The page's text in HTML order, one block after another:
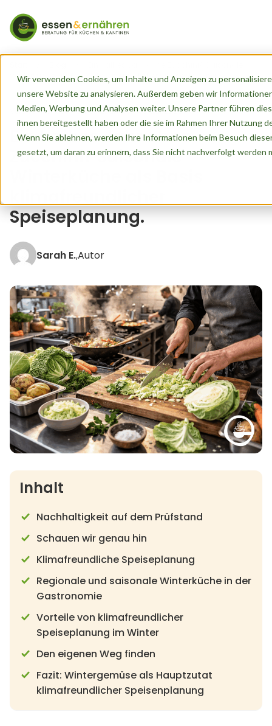
Wir verwenden Cookies, um Inhalte und Anzeigen zu
unsere Website zu analysieren. Außerdem geben wir
Medien, Werbung und Analysen weiter. Unsere Partner führen
ihnen bereitgestellt haben oder die sie im Rahmen Ihrer Nutzung
Wenn Sie ablehnen, werden Ihre Informationen beim Besuch
gesetzt, um daran zu erinnern, dass Sie nicht nachverfolgt werden
Winterküche als Basis klimafreundlicher Speiseplanung.
Veröffentlicht vonSarah E.am19. Februar 2026
Ein halbes Jahr ohne
Zucchini? Saisonale
Speiseplanung.
Sarah E.,Autor
Inhalt
Nachhaltigkeit auf dem Prüfstand
Schauen wir genau hin
Klimafreundliche Speiseplanung
Regionale und saisonale Winterküche in der
Gastronomie
Vorteile von klimafreundlicher
Speiseplanung im Winter
Den eigenen Weg finden
Fazit: Wintergemüse als Hauptzutat
klimafreundlicher Speisenplanung